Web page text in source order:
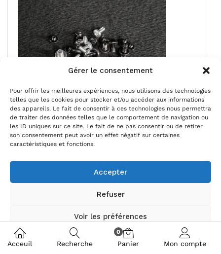
Gérer le consentement
Pour offrir les meilleures expériences, nous utilisons des technologies
telles que les cookies pour stocker et/ou accéder aux informations
des appareils. Le fait de consentir à ces technologies nous permettra
de traiter des données telles que le comportement de navigation ou
les ID uniques sur ce site. Le fait de ne pas consentir ou de retirer
son consentement peut avoir un effet négatif sur certaines
caractéristiques et fonctions.
Accepter
Refuser
Voir les préférences
Politique de cookies Politique de confidentialité
Ensemble vis télé TCL 55P631
Ajouter au panier
Ajouter à mes favoris
Acceuil Recherche
0
Panier Mon compte